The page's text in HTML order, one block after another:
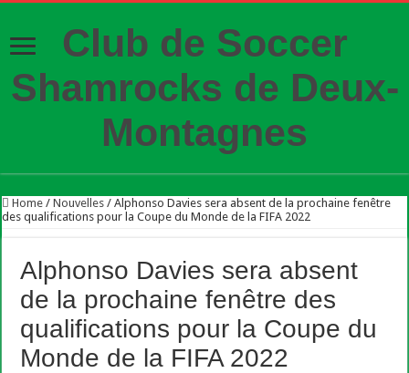
Club de Soccer
Shamrocks de Deux-
Montagnes
Home / Nouvelles / Alphonso Davies sera absent de la prochaine fenêtre
des qualifications pour la Coupe du Monde de la FIFA 2022
Alphonso Davies sera absent
de la prochaine fenêtre des
qualifications pour la Coupe du
Monde de la FIFA 2022